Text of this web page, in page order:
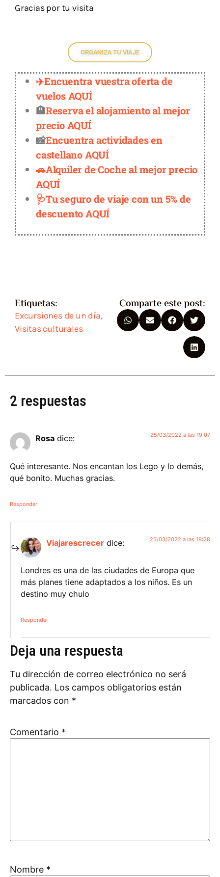
Gracias por tu visita
ORGANIZA TU VIAJE
✈️Encuentra vuestra oferta de
vuelos AQUÍ
🏨Reserva el alojamiento al mejor
precio AQUÍ
📸Encuentra actividades en
castellano AQUÍ
🚗Alquiler de Coche al mejor precio
AQUÍ
🩺Tu seguro de viaje con un 5% de
descuento AQUÍ
Etiquetas:
Excursiones de un día,
Visitas culturales
Comparte este post:
2 respuestas
Rosa dice: 25/03/2022 a las 19:07
Qué interesante. Nos encantan los Lego y lo demás,
qué bonito. Muchas gracias.
Responder
Viajarescrecer dice: 25/03/2022 a las 19:28
Londres es una de las ciudades de Europa que
más planes tiene adaptados a los niños. Es un
destino muy chulo
Responder
Deja una respuesta
Tu dirección de correo electrónico no será
publicada. Los campos obligatorios están
marcados con *
Comentario *
Nombre *